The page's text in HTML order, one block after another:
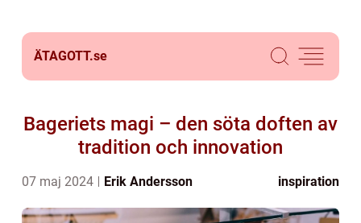
ÄTAGOTT.se
Bageriets magi – den söta doften av
tradition och innovation
07 maj 2024 Erik Andersson inspiration